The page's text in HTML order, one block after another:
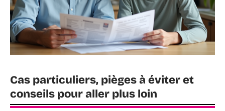
Cas particuliers, pièges à éviter et
conseils pour aller plus loin